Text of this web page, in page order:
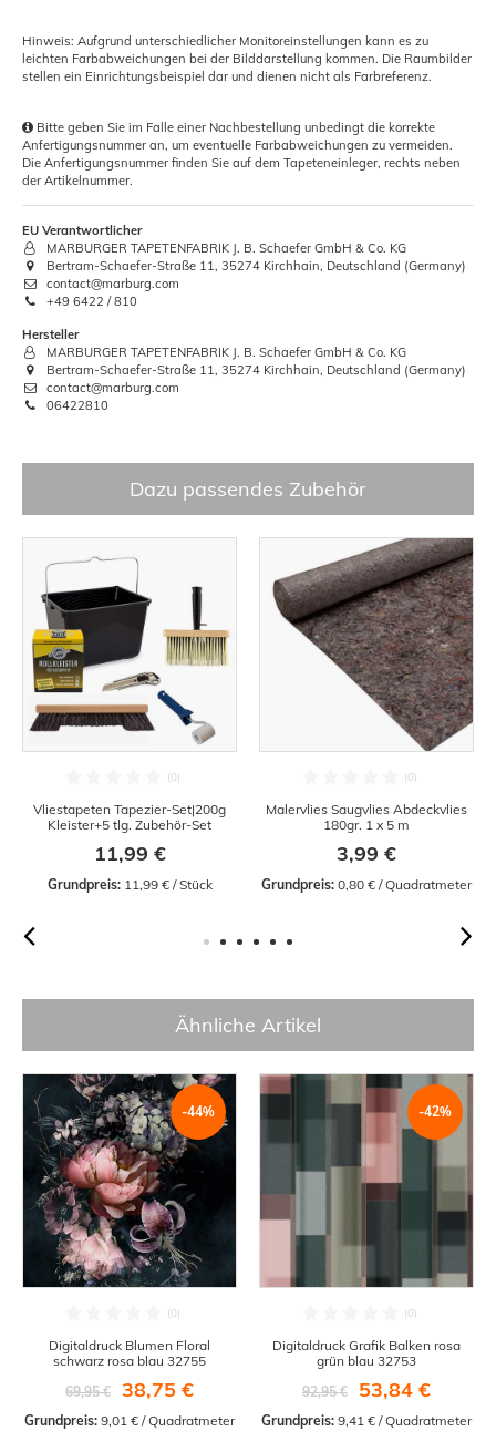
Hinweis: Aufgrund unterschiedlicher Monitoreinstellungen kann es zu
leichten Farbabweichungen bei der Bilddarstellung kommen. Die Raumbilder
stellen ein Einrichtungsbeispiel dar und dienen nicht als Farbreferenz.
Bitte geben Sie im Falle einer Nachbestellung unbedingt die korrekte
Anfertigungsnummer an, um eventuelle Farbabweichungen zu vermeiden.
Die Anfertigungsnummer finden Sie auf dem Tapeteneinleger, rechts neben
der Artikelnummer.
EU Verantwortlicher
MARBURGER TAPETENFABRIK J. B. Schaefer GmbH & Co. KG
Bertram-Schaefer-Straße 11, 35274 Kirchhain, Deutschland (Germany)
contact@marburg.com
+49 6422 / 810
Hersteller
MARBURGER TAPETENFABRIK J. B. Schaefer GmbH & Co. KG
Bertram-Schaefer-Straße 11, 35274 Kirchhain, Deutschland (Germany)
contact@marburg.com
06422810
Dazu passendes Zubehör
Vliestapeten Tapezier-Set|200g
Kleister+5 tlg. Zubehör-Set
11,99 €
Grundpreis: 11,99 € / Stück
Malervlies Saugvlies Abdeckvlies
180gr. 1 x 5 m
3,99 €
Grundpreis: 0,80 € / Quadratmeter
Ähnliche Artikel
-44%
Digitaldruck Blumen Floral
schwarz rosa blau 32755
69,95 €
38,75 €
Grundpreis: 9,01 € / Quadratmeter
-42%
Digitaldruck Grafik Balken rosa
grün blau 32753
92,95 €
53,84 €
Grundpreis: 9,41 € / Quadratmeter